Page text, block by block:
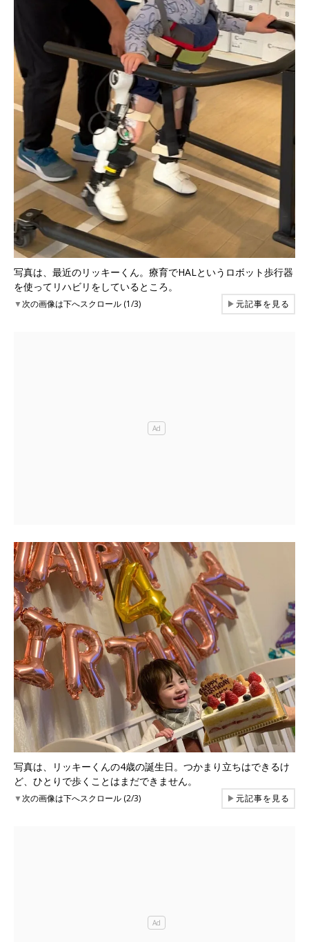
写真は、最近のリッキーくん。療育でHALというロボット歩行器
を使ってリハビリをしているところ。
▼次の画像は下へスクロール (1/3) ▶元記事を見る
写真は、リッキーくんの4歳の誕生日。つかまり立ちはできるけ
ど、ひとりで歩くことはまだできません。
▼次の画像は下へスクロール (2/3) ▶元記事を見る